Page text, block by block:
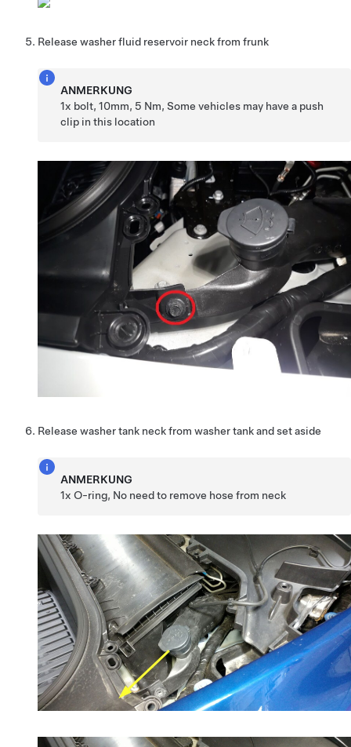
Release washer fluid reservoir neck from frunk
ANMERKUNG
1x bolt, 10mm, 5 Nm, Some vehicles may have a push
clip in this location
Release washer tank neck from washer tank and set aside
ANMERKUNG
1x O-ring, No need to remove hose from neck